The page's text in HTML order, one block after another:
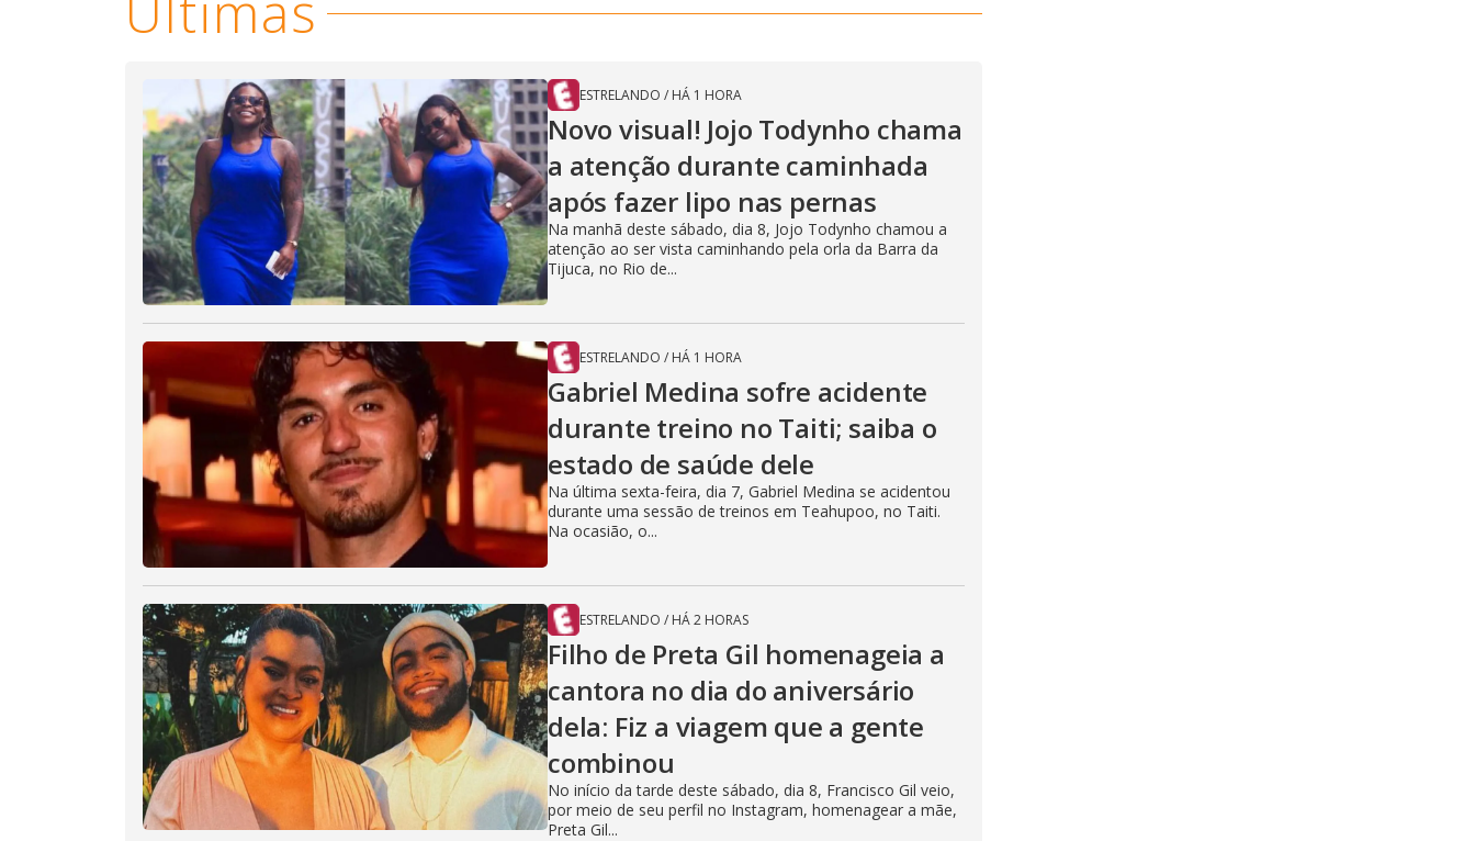
ESTRELANDO / HÁ 1 HORA
Novo visual! Jojo Todynho chama
a atenção durante caminhada
após fazer lipo nas pernas
Na manhã deste sábado, dia 8, Jojo Todynho chamou a
atenção ao ser vista caminhando pela orla da Barra da
Tijuca, no Rio de...
ESTRELANDO / HÁ 1 HORA
Gabriel Medina sofre acidente
durante treino no Taiti; saiba o
estado de saúde dele
Na última sexta-feira, dia 7, Gabriel Medina se acidentou
durante uma sessão de treinos em Teahupoo, no Taiti.
Na ocasião, o...
ESTRELANDO / HÁ 2 HORAS
Filho de Preta Gil homenageia a
cantora no dia do aniversário
dela: Fiz a viagem que a gente
combinou
No início da tarde deste sábado, dia 8, Francisco Gil veio,
por meio de seu perfil no Instagram, homenagear a mãe,
Preta Gil...